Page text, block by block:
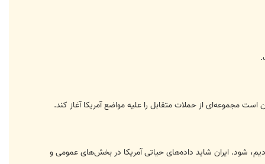
مجموعه‌ای از حملات متقابل را علیه مواضع آمریکا آغاز کند.
شود. ایران شاید داده‌های حیاتی آمریکا در بخش‌های عمومی و